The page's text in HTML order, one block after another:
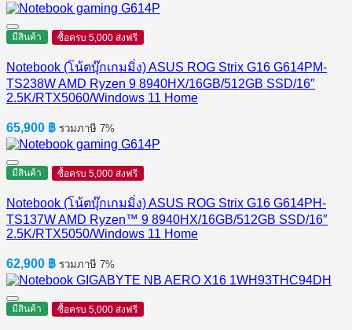
มีสินค้า ซื้อครบ 5,000 ส่งฟรี
Notebook (โน้ตบุ๊กเกมมิ่ง) ASUS ROG Strix G16 G614PM-
TS238W AMD Ryzen 9 8940HX/16GB/512GB SSD/16″
2.5K/RTX5060/Windows 11 Home
65,900 ฿ รวมภาษี 7%
มีสินค้า ซื้อครบ 5,000 ส่งฟรี
Notebook (โน้ตบุ๊กเกมมิ่ง) ASUS ROG Strix G16 G614PH-
TS137W AMD Ryzen™ 9 8940HX/16GB/512GB SSD/16″
2.5K/RTX5050/Windows 11 Home
62,900 ฿ รวมภาษี 7%
มีสินค้า ซื้อครบ 5,000 ส่งฟรี